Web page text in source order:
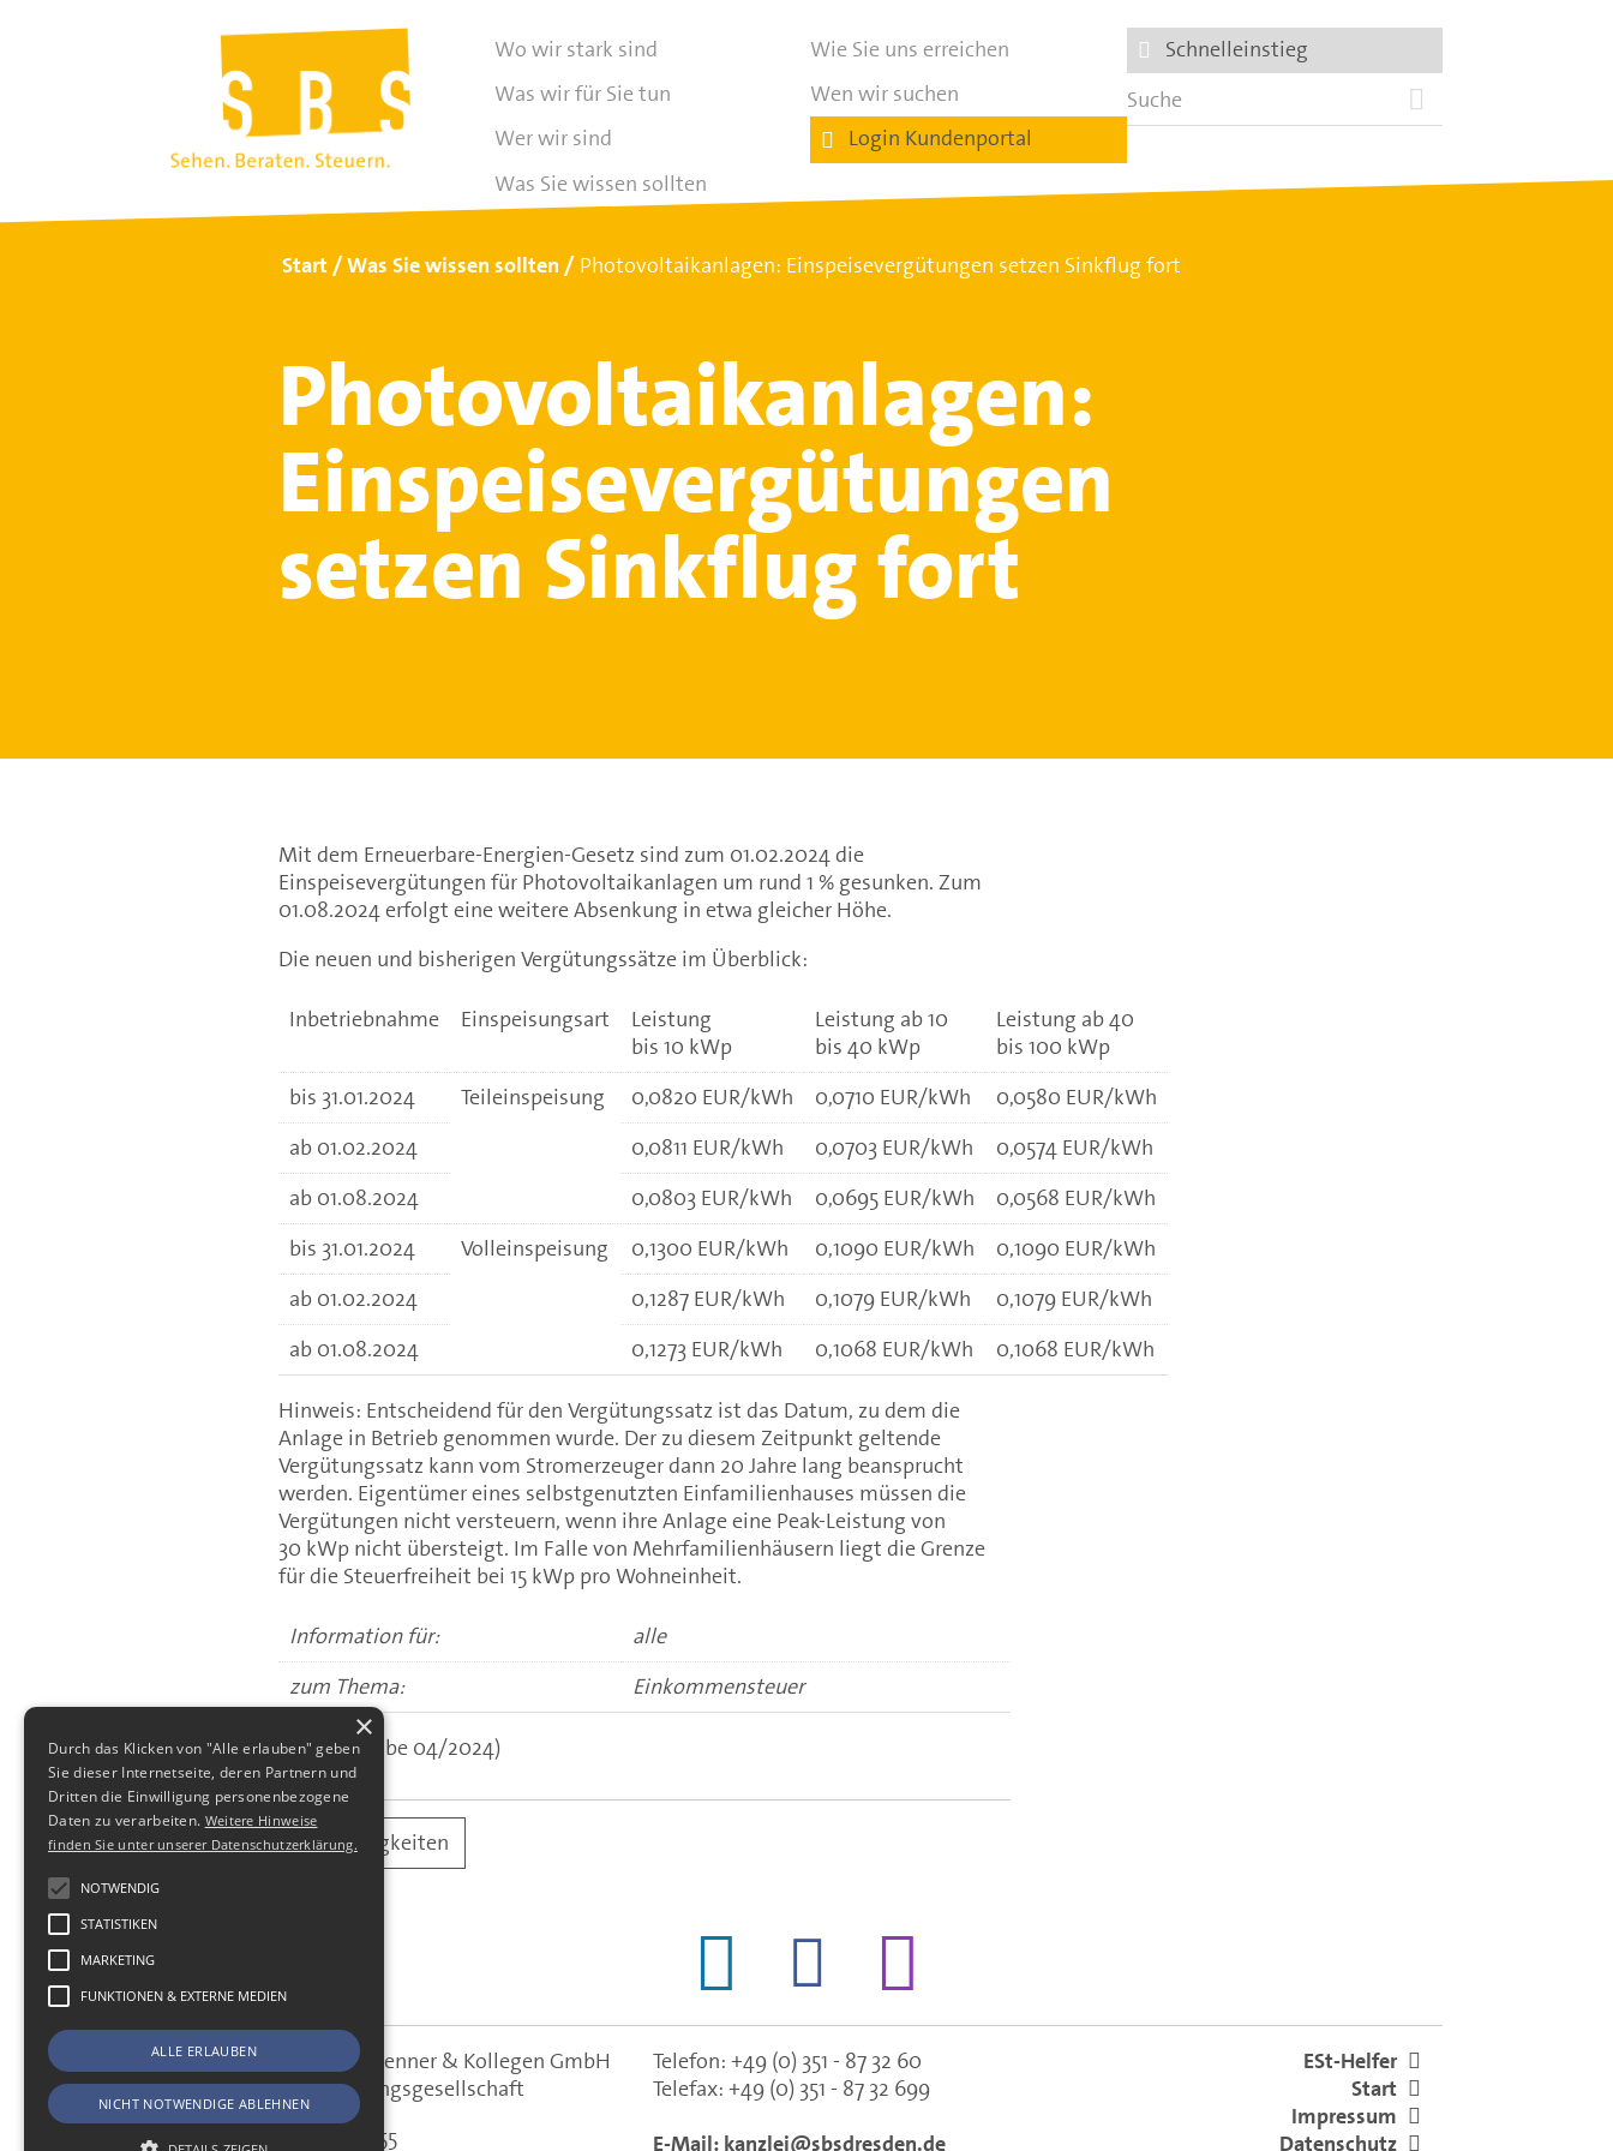
Wo wir stark sind
Was wir für Sie tun
Wer wir sind
Was Sie wissen sollten
Wie Sie uns erreichen
Wen wir suchen
Login Kundenportal
Schnelleinstieg
Start Was Sie wissen sollten Photovoltaikanlagen: Einspeisevergütungen setzen Sinkflug fort
Photovoltaikanlagen:
Einspeisevergütungen
setzen Sinkflug fort
Mit dem Erneuerbare-Energien-Gesetz sind zum 01.02.2024 die
Einspeisevergütungen für Photovoltaikanlagen um rund 1 % gesunken. Zum
01.08.2024 erfolgt eine weitere Absenkung in etwa gleicher Höhe.
Die neuen und bisherigen Vergütungssätze im Überblick:
Inbetriebnahme Einspeisungsart
Leistung
bis 10 kWp
Leistung ab 10
bis 40 kWp
Leistung ab 40
bis 100 kWp
bis 31.01.2024
Teileinspeisung 0,0820 EUR/kWh 0,0710 EUR/kWh
0,0580 EUR/kWh
ab 01.02.2024
0,0811 EUR/kWh 0,0703 EUR/kWh
0,0574 EUR/kWh
ab 01.08.2024
0,0803 EUR/kWh 0,0695 EUR/kWh
0,0568 EUR/kWh
bis 31.01.2024
Volleinspeisung 0,1300 EUR/kWh 0,1090 EUR/kWh
0,1090 EUR/kWh
ab 01.02.2024
0,1287 EUR/kWh 0,1079 EUR/kWh
0,1079 EUR/kWh
ab 01.08.2024
0,1273 EUR/kWh 0,1068 EUR/kWh 0,1068 EUR/kWh
Hinweis: Entscheidend für den Vergütungssatz ist das Datum, zu dem die
Anlage in Betrieb genommen wurde. Der zu diesem Zeitpunkt geltende
Vergütungssatz kann vom Stromerzeuger dann 20 Jahre lang beansprucht
werden. Eigentümer eines selbstgenutzten Einfamilienhauses müssen die
Vergütungen nicht versteuern, wenn ihre Anlage eine Peak-Leistung von
30 kWp nicht übersteigt. Im Falle von Mehrfamilienhäusern liegt die Grenze
für die Steuerfreiheit bei 15 kWp pro Wohneinheit.
Information für:
alle
zum Thema:
Einkommensteuer
(aus: Ausgabe 04/2024)
alle Neuigkeiten
SBS
SBS Richter, Trenner & Kollegen GmbH
Steuerberatungsgesellschaft
Hohe Straße 55
Telefon: +49 (0) 351 - 87 32 60
Telefax: +49 (0) 351 - 87 32 699
E-Mail: kanzlei@sbsdresden.de
ESt-Helfer
Start
Impressum
Datenschutz
×
Durch das Klicken von "Alle erlauben" geben
Sie dieser Internetseite, deren Partnern und
Dritten die Einwilligung personenbezogene
Daten zu verarbeiten. Weitere Hinweise
finden Sie unter unserer Datenschutzerklärung.
NOTWENDIG
STATISTIKEN
MARKETING
FUNKTIONEN & EXTERNE MEDIEN
ALLE ERLAUBEN
NICHT NOTWENDIGE ABLEHNEN